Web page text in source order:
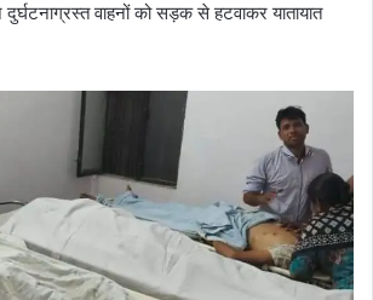
दुर्घटनाग्रस्त वाहनों को सड़क से हटवाकर यातायात